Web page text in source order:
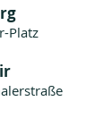
Platz